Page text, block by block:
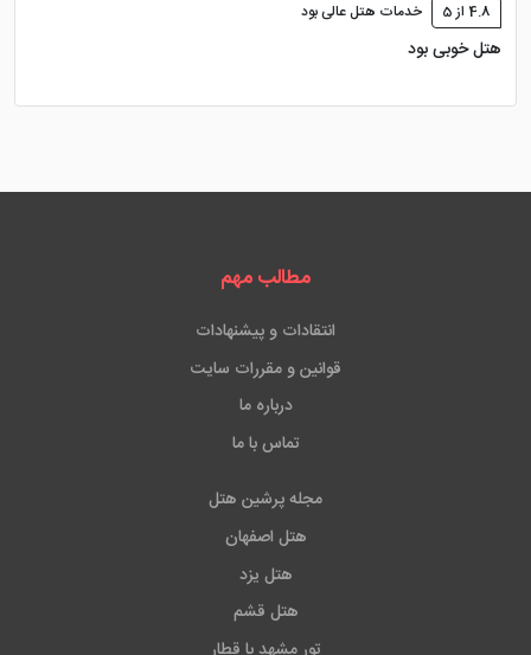
4.8 از 5 خدمات هتل عالی بود
هتل خوبی بود
مطالب مهم
انتقادات و پیشنهادات
قوانین و مقررات سایت
درباره ما
تماس با ما
مجله پرشین هتل
هتل اصفهان
هتل یزد
هتل قشم